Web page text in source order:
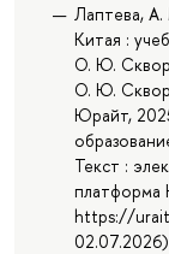
Лаптева,
Китая :
О. Ю.
О. Ю.
Юрайт,
Текст :
платформа
https://